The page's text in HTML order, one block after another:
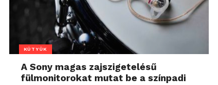
KÜTYÜK
A Sony magas zajszigetelésű
fülmonitorokat mutat be a színpadi